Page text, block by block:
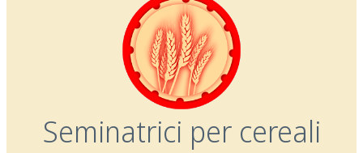
Seminatrici per cereali